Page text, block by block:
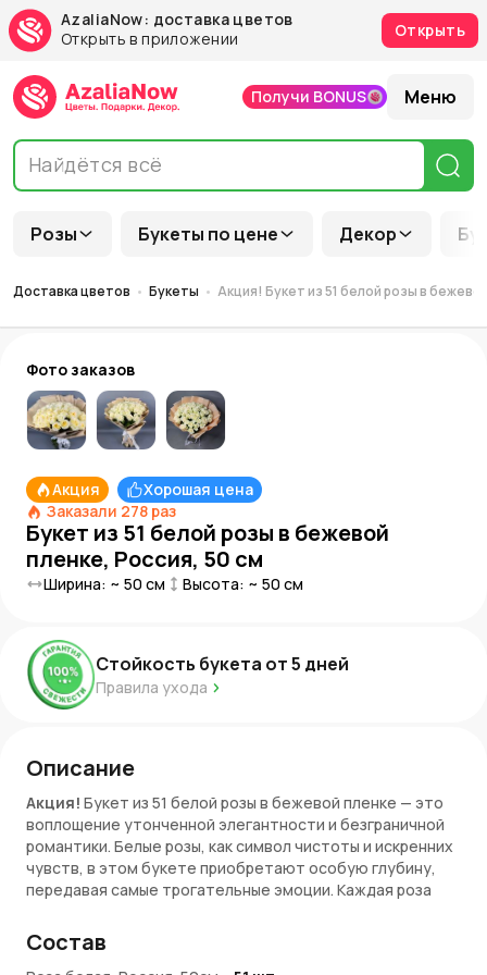
AzaliaNow: доставка цветов
Открыть в приложении
Открыть
Розы Букеты по цене Декор
Получи BONUS Меню
Доставка цветов Букеты Акция! Букет из 51 белой розы в
Фото заказов
Акция
Хорошая цена
Заказали 278 раз
Букет из 51 белой розы в бежевой
пленке, Россия, 50 см
Ширина: ~ 50 см Высота: ~ 50 см
Стойкость букета от5 дней
Правила ухода
Описание
Акция! Букет из 51 белой розы в бежевой пленке — это
воплощение утонченной элегантности и безграничной
романтики. Белые розы, как символ чистоты и искренних
чувств, в этом букете приобретают особую глубину,
передавая самые трогательные эмоции. Каждая роза
имеет преграды и всегда остается светлой и искренней.
Бежевый оттенок пленки придает композиции теплоту и
Состав